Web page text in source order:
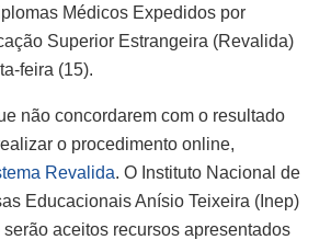
Médicos Expedidos por
Superior Estrangeira (Revalida)
feira (15).
não concordarem com o resultado
o procedimento online,
Revalida. O Instituto Nacional de
Educacionais Anísio Teixeira (Inep)
aceitos recursos apresentados